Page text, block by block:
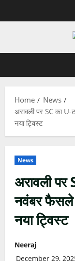
Home
News
अरावली पर SC का
नया ट्विस्ट
News
अरावली पर
नवंबर फैसले
नया ट्विस्ट
Neeraj
December 29,